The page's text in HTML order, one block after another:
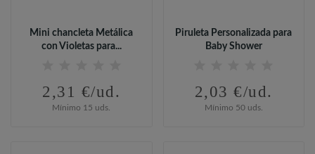
Mini chancleta Metálica
con Violetas para...
2,31 €/ud.
Mínimo 15 uds.
Piruleta Personalizada para
Baby Shower
2,03 €/ud.
Mínimo 50 uds.